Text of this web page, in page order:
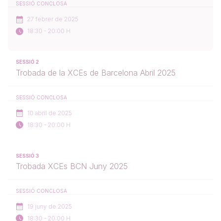
SESSIÓ CONCLOSA
27 febrer de 2025
18:30 - 20:00 H
SESSIÓ 2
Trobada de la XCEs de Barcelona Abril 2025
SESSIÓ CONCLOSA
10 abril de 2025
18:30 - 20:00 H
SESSIÓ 3
Trobada XCEs BCN Juny 2025
SESSIÓ CONCLOSA
19 juny de 2025
18:30 - 20:00 H